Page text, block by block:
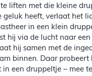
liften met die kleine
geluk heeft, verlaat het
in een klein
hij via de lucht naar
hij samen met de
binnen. Daar probeert
in een druppeltje – mee